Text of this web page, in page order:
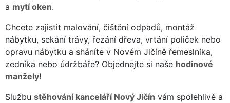
a mytí oken.
Chcete zajistit malování, čištění odpadů, montáž
nábytku, sekání trávy, řezání dřeva, vrtání poliček nebo
opravu nábytku a sháníte v Novém Jičíně řemeslníka,
zedníka nebo údržbáře? Objednejte si naše hodinové
manžely!
Službu stěhování kanceláří Nový Jičín vám spolehlivě a